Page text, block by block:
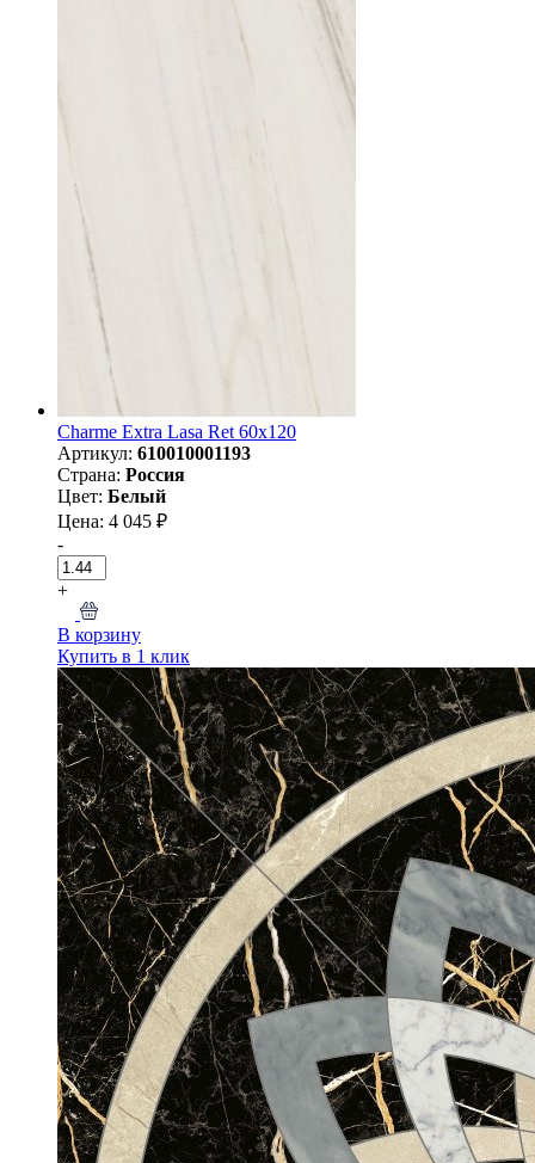
Charme Extra Lasa Ret 60х120
Артикул: 610010001193
Страна: Россия
Цвет: Белый
Цена: 4 045 ₽
-
+
В корзину
Купить в 1 клик